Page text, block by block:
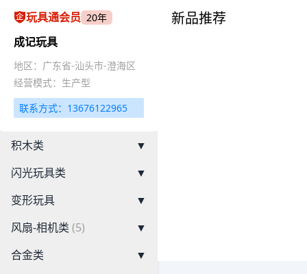
玩具通会员 20年
成记玩具
地区：广东省-汕头市-澄海区
经营模式：生产型
联系方式：13676122965
积木类
▼
闪光玩具类
▼
变形玩具
▼
风扇-相机类 (5)
▼
合金类
▼
新品推荐